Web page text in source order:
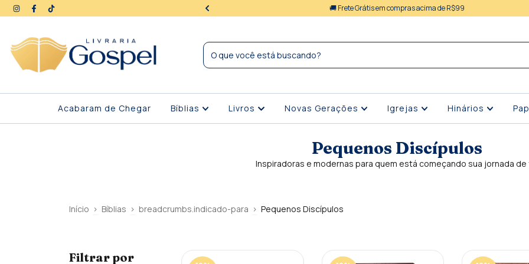
| Seus dados protegidos 🚚 Frete Grátis em compras acima de R$99
Acabaram de Chegar Bíblias Livros Novas Gerações Igrejas Hinários
Pequenos Discípulos
Inspiradoras e modernas para quem está começando sua jornada de
Início > Bíblias > breadcrumbs.indicado-para > Pequenos Discípulos
Filtrar por